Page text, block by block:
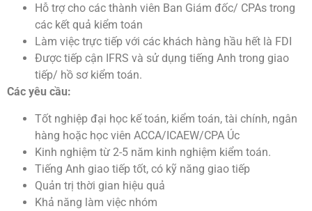
Hỗ trợ cho các thành viên Ban Giám đốc/ CPAs trong
các kết quả kiểm toán
Làm việc trực tiếp với các khách hàng hầu hết là FDI
Được tiếp cận IFRS và sử dụng tiếng Anh trong giao
tiếp/ hồ sơ kiểm toán.
Các yêu cầu:
Tốt nghiệp đại học kế toán, kiểm toán, tài chính, ngân
hàng hoặc học viên ACCA/ICAEW/CPA Úc
Kinh nghiệm từ 2-5 năm kinh nghiệm kiểm toán.
Tiếng Anh giao tiếp tốt, có kỹ năng giao tiếp
Quản trị thời gian hiệu quả
Khả năng làm việc nhóm